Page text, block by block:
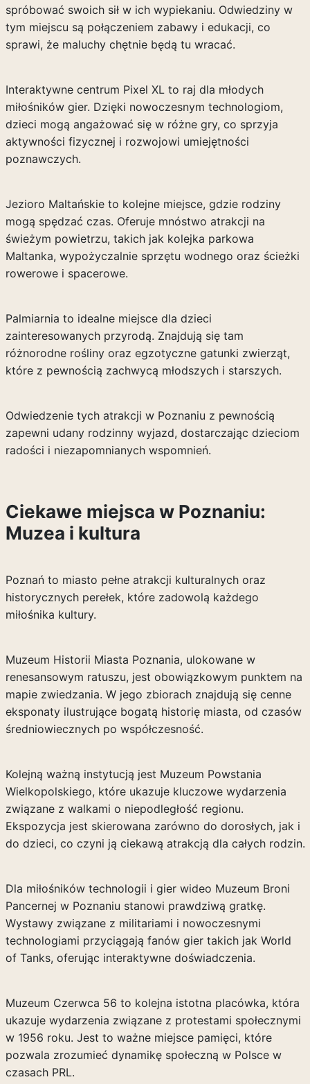
spróbować swoich sił w ich wypiekaniu. Odwiedziny w
tym miejscu są połączeniem zabawy i edukacji, co
sprawi, że maluchy chętnie będą tu wracać.
Interaktywne centrum Pixel XL to raj dla młodych
miłośników gier. Dzięki nowoczesnym technologiom,
dzieci mogą angażować się w różne gry, co sprzyja
aktywności fizycznej i rozwojowi umiejętności
poznawczych.
Jezioro Maltańskie to kolejne miejsce, gdzie rodziny
mogą spędzać czas. Oferuje mnóstwo atrakcji na
świeżym powietrzu, takich jak kolejka parkowa
Maltanka, wypożyczalnie sprzętu wodnego oraz ścieżki
rowerowe i spacerowe.
Palmiarnia to idealne miejsce dla dzieci
zainteresowanych przyrodą. Znajdują się tam
różnorodne rośliny oraz egzotyczne gatunki zwierząt,
które z pewnością zachwycą młodszych i starszych.
Odwiedzenie tych atrakcji w Poznaniu z pewnością
zapewni udany rodzinny wyjazd, dostarczając dzieciom
radości i niezapomnianych wspomnień.
Ciekawe miejsca w Poznaniu:
Muzea i kultura
Poznań to miasto pełne atrakcji kulturalnych oraz
historycznych perełek, które zadowolą każdego
miłośnika kultury.
Muzeum Historii Miasta Poznania, ulokowane w
renesansowym ratuszu, jest obowiązkowym punktem na
mapie zwiedzania. W jego zbiorach znajdują się cenne
eksponaty ilustrujące bogatą historię miasta, od czasów
średniowiecznych po współczesność.
Kolejną ważną instytucją jest Muzeum Powstania
Wielkopolskiego, które ukazuje kluczowe wydarzenia
związane z walkami o niepodległość regionu.
Ekspozycja jest skierowana zarówno do dorosłych, jak i
do dzieci, co czyni ją ciekawą atrakcją dla całych rodzin.
Dla miłośników technologii i gier wideo Muzeum Broni
Pancernej w Poznaniu stanowi prawdziwą gratkę.
Wystawy związane z militariami i nowoczesnymi
technologiami przyciągają fanów gier takich jak World
of Tanks, oferując interaktywne doświadczenia.
Muzeum Czerwca 56 to kolejna istotna placówka, która
ukazuje wydarzenia związane z protestami społecznymi
w 1956 roku. Jest to ważne miejsce pamięci, które
pozwala zrozumieć dynamikę społeczną w Polsce w
czasach PRL.